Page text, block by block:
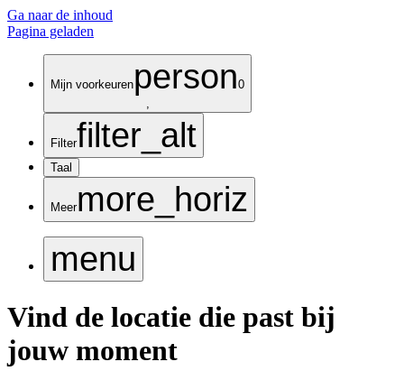
Ga naar de inhoud
Pagina geladen
Mijn voorkeurenperson0
,
Filterfilter_alt
Taal
Meermore_horiz
menu
Vind de locatie die past bij
jouw moment